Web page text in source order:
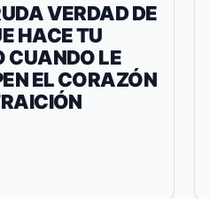
VERDAD DE
HACE TU
CUANDO LE
EL CORAZÓN